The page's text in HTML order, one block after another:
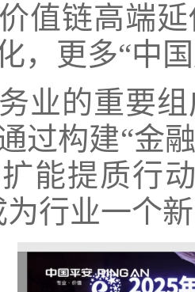
值链高端
，更多“中
的重要组
过构建“金
能提质行
为行业一个